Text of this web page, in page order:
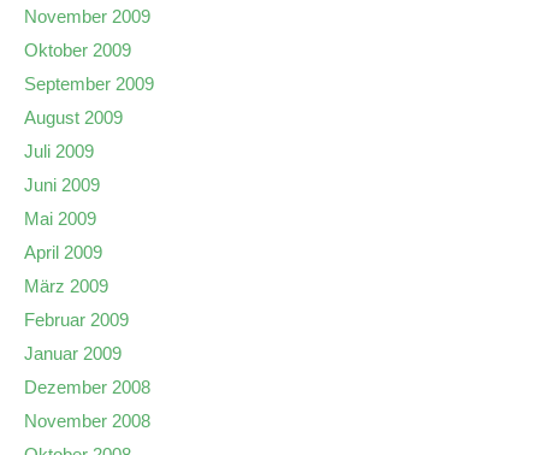
November 2009
Oktober 2009
September 2009
August 2009
Juli 2009
Juni 2009
Mai 2009
April 2009
März 2009
Februar 2009
Januar 2009
Dezember 2008
November 2008